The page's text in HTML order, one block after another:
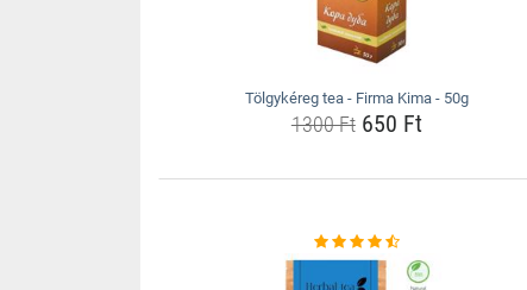
Tölgykéreg tea - Firma Kima - 50g
1300 Ft650 Ft